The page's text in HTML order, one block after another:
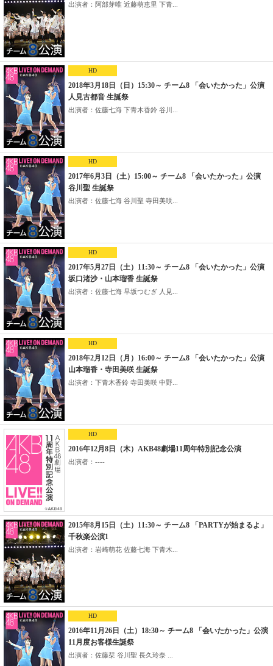
出演者：阿部芽唯 近藤萌恵里 下青...
HD
2018年3月18日（日）15:30～ チーム8 「会いたかった」公演
人見古都音 生誕祭
出演者：佐藤七海 下青木香鈴 谷川...
HD
2017年6月3日（土）15:00～ チーム8 「会いたかった」公演
谷川聖 生誕祭
出演者：佐藤七海 谷川聖 寺田美咲...
HD
2017年5月27日（土）11:30～ チーム8 「会いたかった」公演
坂口渚沙・山本瑠香 生誕祭
出演者：佐藤七海 早坂つむぎ 人見...
HD
2018年2月12日（月）16:00～ チーム8 「会いたかった」公演
山本瑠香・寺田美咲 生誕祭
出演者：下青木香鈴 寺田美咲 中野...
HD
2016年12月8日（木）AKB48劇場11周年特別記念公演
出演者：----
2015年8月15日（土）11:30～ チーム8 「PARTYが始まるよ」
千秋楽公演1
出演者：岩崎萌花 佐藤七海 下青木...
HD
2016年11月26日（土）18:30～ チーム8 「会いたかった」公演
11月度お客様生誕祭
出演者：佐藤栞 谷川聖 長久玲奈 ...